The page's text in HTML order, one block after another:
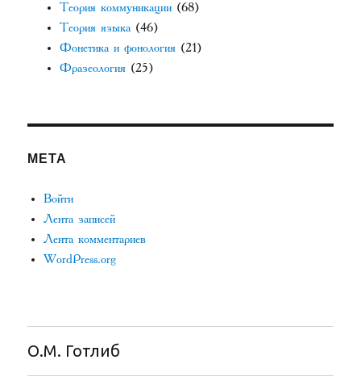
Теория коммуникации (68)
Теория языка (46)
Фонетика и фонология (21)
Фразеология (25)
МЕТА
Войти
Лента записей
Лента комментариев
WordPress.org
О.М. Готлиб